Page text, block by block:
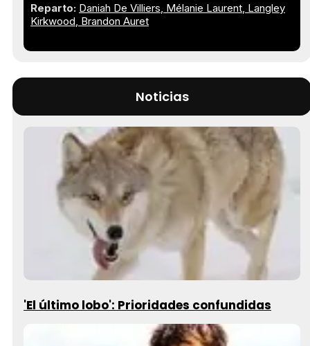
Reparto: Daniah De Villiers Mélanie Laurent Langley
Kirkwood Brandon Auret
Noticias
'El último lobo': Prioridades confundidas